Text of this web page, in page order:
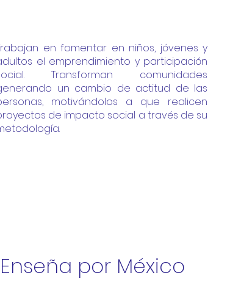
en fomentar en niños, jóvenes y
el emprendimiento y participación
Transforman comunidades
un cambio de actitud de las
motivándolos a que realicen
de impacto social a través de su
Enseña por México